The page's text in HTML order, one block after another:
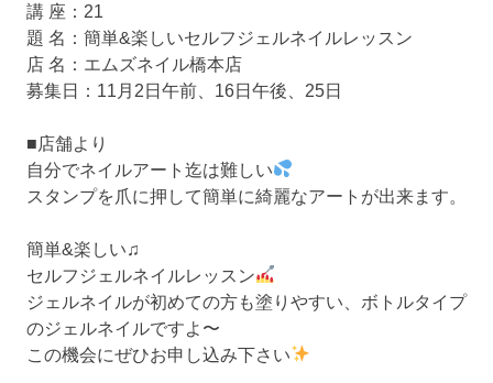
講 座：21
題 名：簡単&楽しいセルフジェルネイルレッスン
店 名：エムズネイル橋本店
募集日：11月2日午前、16日午後、25日
■店舗より
自分でネイルアート迄は難しい
スタンプを爪に押して簡単に綺麗なアートが出来ます。
簡単&楽しい♫
セルフジェルネイルレッスン
ジェルネイルが初めての方も塗りやすい、ボトルタイプ
のジェルネイルですよ〜
この機会にぜひお申し込み下さい